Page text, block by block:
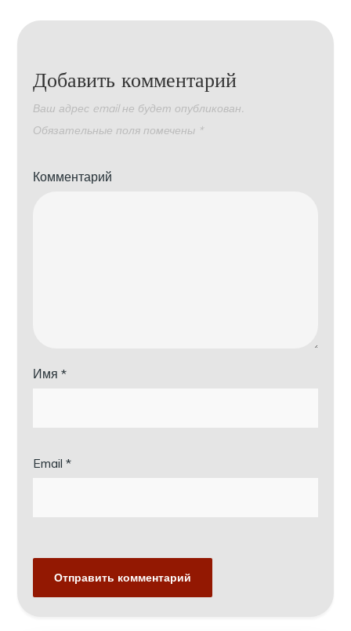
Добавить комментарий
Ваш адрес email не будет опубликован.
Обязательные поля помечены *
Комментарий
Имя*
Email*